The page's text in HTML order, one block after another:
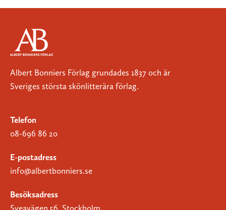
Albert Bonniers Förlag grundades 1837 och är
Sveriges största skönlitterära förlag.
Telefon
08-696 86 20
E-postadress
info@albertbonniers.se
Besöksadress